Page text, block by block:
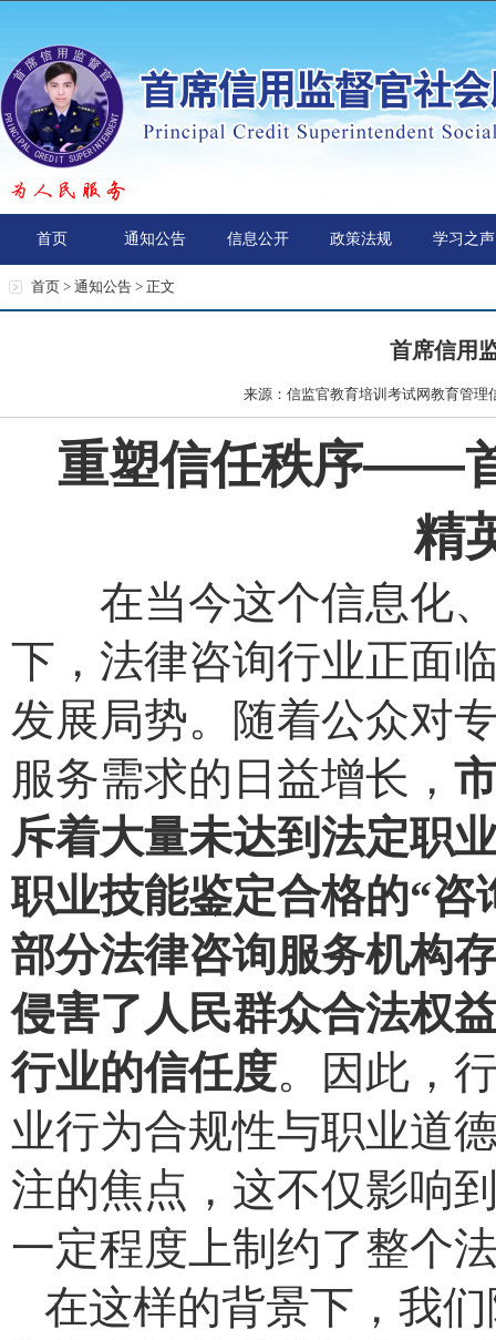
首页 通知公告 信息公开 政策法规 学习之声
首页 > 通知公告 > 正文
首席信用
来源：信监官教育培训考试网教育管
重塑信任秩序——
精
在当今这个信息化
下，法律咨询行业正面
发展局势。随着公众对
服务需求的日益增长，
斥着大量未达到法定职
职业技能鉴定合格的“咨
部分法律咨询服务机构
侵害了人民群众合法权
行业的信任度。因此，
业行为合规性与职业道
注的焦点，这不仅影响
一定程度上制约了整个
在这样的背景下，我